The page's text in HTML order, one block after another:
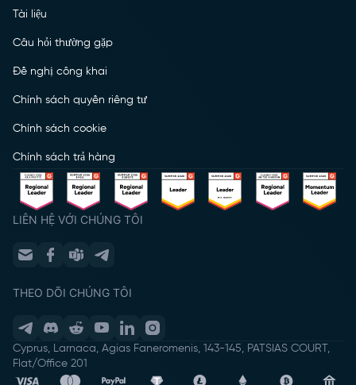
Tài liệu
Câu hỏi thường gặp
Đề nghị công khai
Chính sách quyền riêng tư
Chính sách cookie
Chính sách trả hàng
LIÊN HỆ VỚI CHÚNG TÔI
THEO DÕI CHÚNG TÔI
Cyprus, Larnaca, Agias Faneromenis, 143-145, PATSIAS COURT,
Flat/Office 201